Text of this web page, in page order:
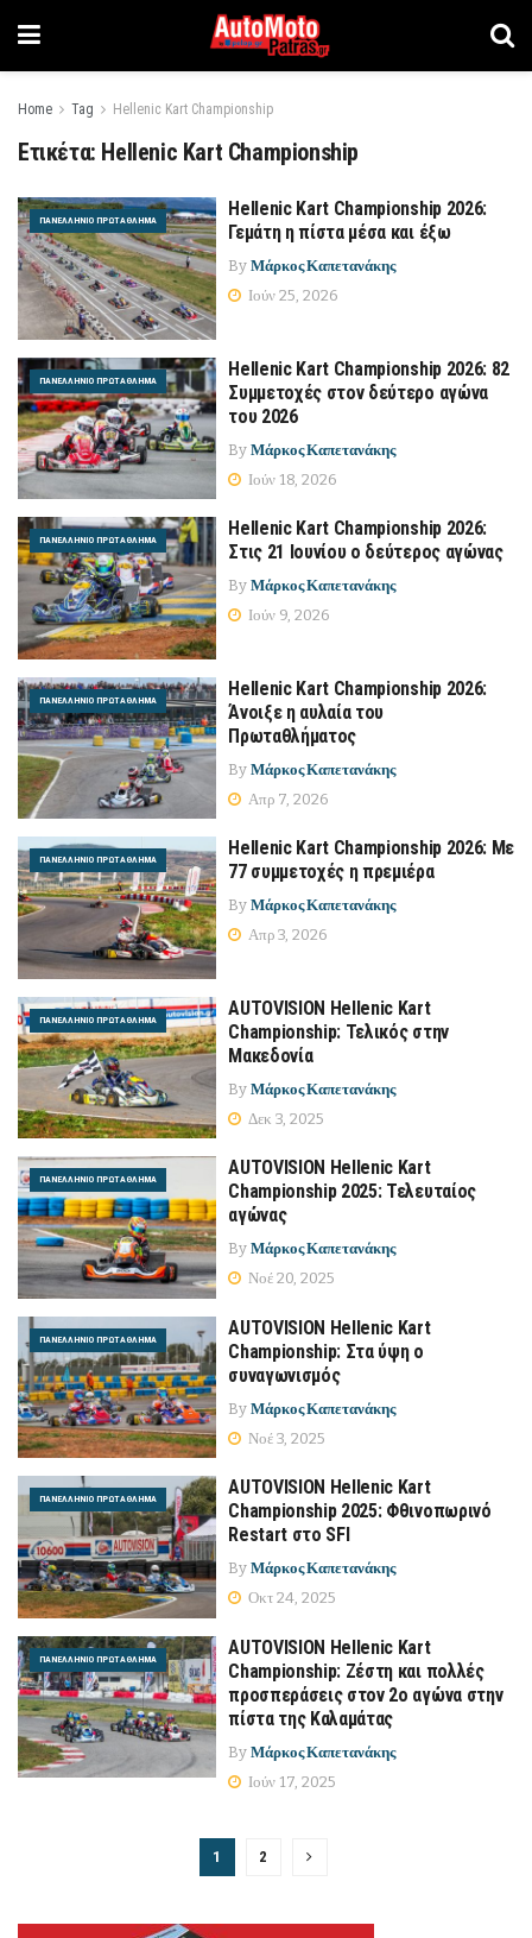
Home Tag Hellenic Kart Championship
Ετικέτα: Hellenic Kart Championship
ΠΑΝΕΛΛΉΝΙΟ ΠΡΩΤΆΘΛΗΜΑ
Hellenic Kart Championship 2026:
Γεμάτη η πίστα μέσα και έξω
By Μάρκος Καπετανάκης
Ιούν 25, 2026
ΠΑΝΕΛΛΉΝΙΟ ΠΡΩΤΆΘΛΗΜΑ
Hellenic Kart Championship 2026: 82
Συμμετοχές στον δεύτερο αγώνα
του 2026
By Μάρκος Καπετανάκης
Ιούν 18, 2026
ΠΑΝΕΛΛΉΝΙΟ ΠΡΩΤΆΘΛΗΜΑ
Hellenic Kart Championship 2026:
Στις 21 Ιουνίου ο δεύτερος αγώνας
By Μάρκος Καπετανάκης
Ιούν 9, 2026
ΠΑΝΕΛΛΉΝΙΟ ΠΡΩΤΆΘΛΗΜΑ
Hellenic Kart Championship 2026:
Άνοιξε η αυλαία του
Πρωταθλήματος
By Μάρκος Καπετανάκης
Απρ 7, 2026
ΠΑΝΕΛΛΉΝΙΟ ΠΡΩΤΆΘΛΗΜΑ
Hellenic Kart Championship 2026: Με
77 συμμετοχές η πρεμιέρα
By Μάρκος Καπετανάκης
Απρ 3, 2026
ΠΑΝΕΛΛΉΝΙΟ ΠΡΩΤΆΘΛΗΜΑ
AUTOVISION Hellenic Kart
Championship: Τελικός στην
Μακεδονία
By Μάρκος Καπετανάκης
Δεκ 3, 2025
ΠΑΝΕΛΛΉΝΙΟ ΠΡΩΤΆΘΛΗΜΑ
AUTOVISION Hellenic Kart
Championship 2025: Τελευταίος
αγώνας
By Μάρκος Καπετανάκης
Νοέ 20, 2025
ΠΑΝΕΛΛΉΝΙΟ ΠΡΩΤΆΘΛΗΜΑ
AUTOVISION Hellenic Kart
Championship: Στα ύψη ο
συναγωνισμός
By Μάρκος Καπετανάκης
Νοέ 3, 2025
ΠΑΝΕΛΛΉΝΙΟ ΠΡΩΤΆΘΛΗΜΑ
AUTOVISION Hellenic Kart
Championship 2025: Φθινοπωρινό
Restart στο SFI
By Μάρκος Καπετανάκης
Οκτ 24, 2025
ΠΑΝΕΛΛΉΝΙΟ ΠΡΩΤΆΘΛΗΜΑ
AUTOVISION Hellenic Kart
Championship: Ζέστη και πολλές
προσπεράσεις στον 2ο αγώνα στην
πίστα της Καλαμάτας
By Μάρκος Καπετανάκης
Ιούν 17, 2025
1 2